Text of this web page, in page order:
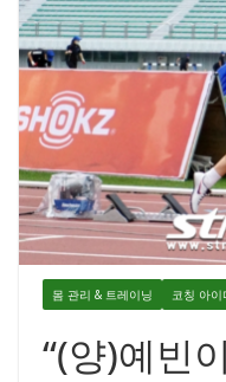
몸 관리 & 트레이닝 코칭 아이
“(양)예빈